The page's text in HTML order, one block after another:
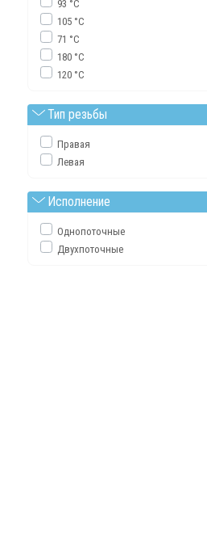
93 °C
105 °C
71 °C
180 °C
120 °C
Тип резьбы
Правая
Левая
Исполнение
Однопоточные
Двухпоточные